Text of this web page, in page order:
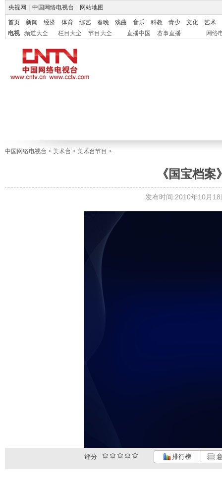
央视网 中国网络电视台 网站地图
首页 新闻 经济 体育 综艺 春晚 戏曲 音乐 科教 青少 文化
艺术
电视
频道大全 栏目大全 节目大全 直播中国 赛事直播 网络
中国网络电视台 > 美术台 > 美术台节目 >
《国宝档案
发布时间:2010年10月
评分 排行榜